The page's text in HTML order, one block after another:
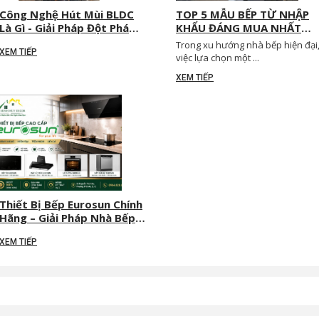
Công Nghệ Hút Mùi BLDC
Là Gì - Giải Pháp Đột Phá
Đại
XEM TIẾP
TOP 5 MẪU BẾP TỪ NHẬP
KHẨU ĐÁNG MUA NHẤT
2026 TẠI QUẬN 12
Trong xu hướng nhà bếp hiện đại,
việc lựa chọn một ...
XEM TIẾP
Thiết Bị Bếp Eurosun Chính
Hãng – Giải Pháp Nhà Bếp
Đại | Minh Huy Decor
XEM TIẾP